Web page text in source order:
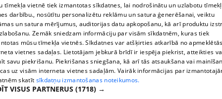
tīmekļa vietnē tiek izmantotas sīkdatnes, lai nodrošinātu un uzlabotu
darbību., nosūtītu personalizētu reklāmu un satura ģenerēšanai, veiktu
un satura mērījumus, auditorijas datu apkopošanu, kā arī produktu
Zemāk sniedzam informāciju par visām sīkdatnēm, kuras tiek
mūsu tīmekļa vietnēs. Sīkdatnes var atšķirties atkarībā no
vietnes sadaļas. Lietotājam jebkurā brīdī ir iespēja piekrist, atteikties
savu piekrišanu. Piekrišanas sniegšana, kā arī tās atsaukšana vai
uz visām interneta vietnes sadaļām. Vairāk informācijas par
skatīt sīkdatņu izmantošanas noteikumos.
VISUS PARTNERUS (1718) →